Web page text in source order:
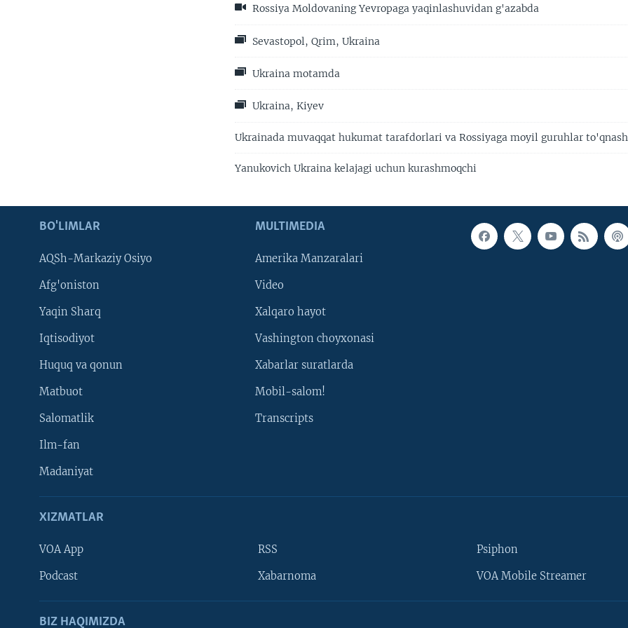
Rossiya Moldovaning Yevropaga yaqinlashuvidan g'azabda
Sevastopol, Qrim, Ukraina
Ukraina motamda
Ukraina, Kiyev
Ukrainada muvaqqat hukumat tarafdorlari va Rossiyaga moyil guruhlar
Yanukovich Ukraina kelajagi uchun kurashmoqchi
BO'LIMLAR
AQSh-Markaziy Osiyo
Afg'oniston
Yaqin Sharq
Iqtisodiyot
Huquq va qonun
Matbuot
Salomatlik
Ilm-fan
Madaniyat
MULTIMEDIA
Amerika Manzaralari
Video
Xalqaro hayot
Vashington choyxonasi
Xabarlar suratlarda
Mobil-salom!
Transcripts
XIZMATLAR
VOA App
Podcast
RSS
Xabarnoma
Psiphon
VOA Mobile Streamer
BIZ HAQIMIZDA